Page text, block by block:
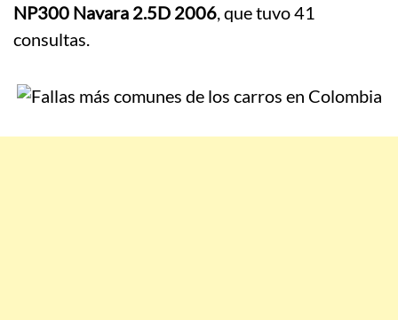
NP300 Navara 2.5D 2006 , que tuvo 41
consultas.